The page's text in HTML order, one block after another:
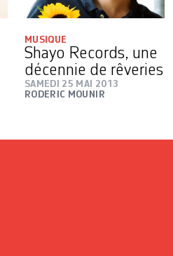
MUSIQUE
Shayo Records, une
décennie de rêveries
SAMEDI 25 MAI 2013
RODERIC MOUNIR